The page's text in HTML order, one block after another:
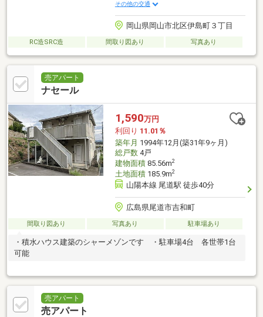
その他の交通
岡山県岡山市北区伊島町３丁目
RC造SRC造 間取り図あり 写真あり
売アパート
ナセール
1,590万円
利回り 11.01％
築年月 1994年12月(築31年9ヶ月)
総戸数4戸
建物面積85.56m2
土地面積185.9m2
山陽本線 尾道駅 徒歩40分
広島県尾道市吉和町
間取り図あり 写真あり 駐車場あり
・積水ハウス建築のシャーメゾンです ・駐車場4台 各世帯1台
可能
売アパート
売アパート